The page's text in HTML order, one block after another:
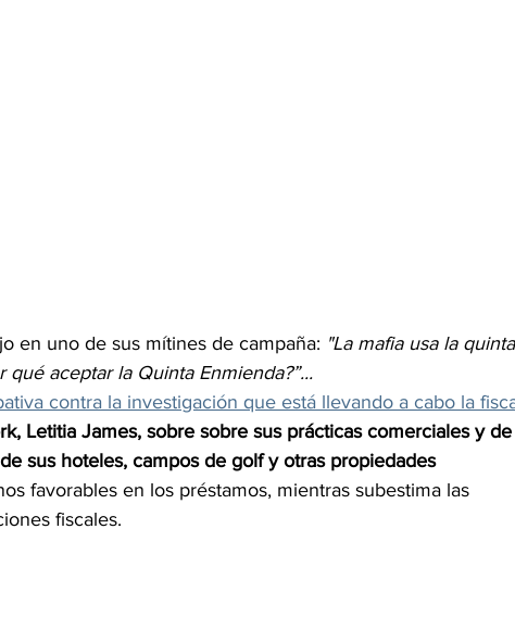
en uno de sus mítines de campaña: "La mafia usa la
aceptar la Quinta Enmienda?”...
contra la investigación que está llevando a cabo la
Letitia James, sobre sobre sus prácticas comerciales y
sus hoteles, campos de golf y otras propiedades
favorables en los préstamos, mientras subestima las
fiscales.